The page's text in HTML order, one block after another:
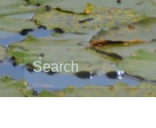
Search
for: